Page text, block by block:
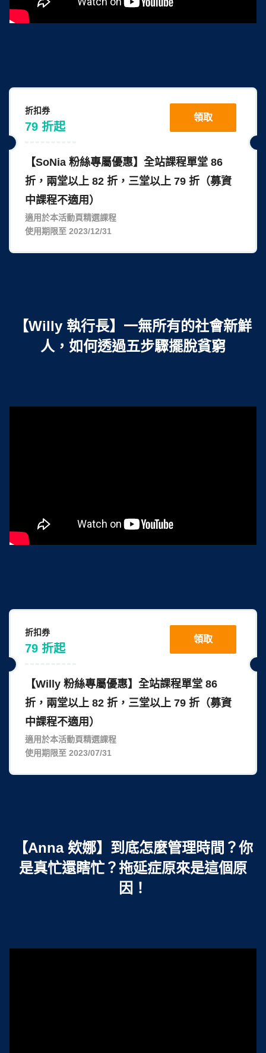
折扣券
79 折起
【SoNia 粉絲專屬優惠】全站課程單堂 86
折，兩堂以上 82 折，三堂以上 79 折（募資
中課程不適用）
適用於本活動頁精選課程
使用期限至 2023/12/31
領取
【Willy 執行長】一無所有的社會新鮮
人，如何透過五步驟擺脫貧窮
折扣券
79 折起
【Willy 粉絲專屬優惠】全站課程單堂 86
折，兩堂以上 82 折，三堂以上 79 折（募資
中課程不適用）
適用於本活動頁精選課程
使用期限至 2023/07/31
領取
【Anna 欸娜】到底怎麼管理時間？你
是真忙還瞎忙？拖延症原來是這個原
因！